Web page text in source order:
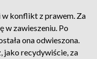
w konflikt z prawem. Za
w zawieszeniu. Po
ona odwieszona.
jako recydywiście, za